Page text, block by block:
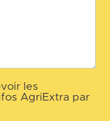
les
AgriExtra par